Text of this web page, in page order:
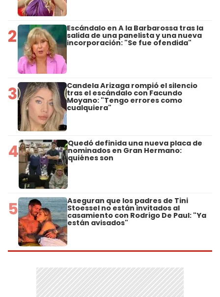
2 Escándalo en A la Barbarossa tras la
salida de una panelista y una nueva
incorporación: "Se fue ofendida"
3 Candela Arizaga rompió el silencio
tras el escándalo con Facundo
Moyano: "Tengo errores como
cualquiera"
4 Quedó definida una nueva placa de
nominados en Gran Hermano:
quiénes son
5 Aseguran que los padres de Tini
Stoessel no están invitados al
casamiento con Rodrigo De Paul: "Ya
están avisados"